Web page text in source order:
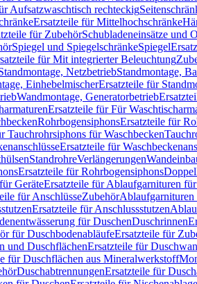
Aufsatzwaschtisch rechteckig
Ersatzteile für Mittelhochschränke
für ZubehörSchubladeneinsätze und
Spiegel und SpiegelschränkeSpiegel
für Mit integrierter Beleuchtung
NetzbetriebStandmontage,
EinhebelmischerErsatzteile für
Wandmontage, Generatorbetrieb
Ersatzteile für Für
RohrbogensiphonsErsatzteile für
Tauchrohrsiphons für Waschbecken
Ersatzteile für
StandrohreVerlängerungen
Ersatzteile für Rohrbogensiphons
GeräteErsatzteile für Ablaufgarnituren
für AnschlüsseZubehörAblaufgarnituren
Ersatzteile für Anschlussstutzen
für DuschenDuschrinnen
für DuschbodenabläufeErsatzteile für
und DuschflächenErsatzteile für
für Duschflächen aus Mineralwerkstoff
DuschabtrennungenErsatzteile für